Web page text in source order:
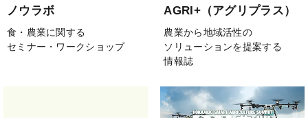
ノウラボ
食・農業に関する
セミナー・ワークショップ
AGRI+（アグリプラス）
農業から地域活性の
ソリューションを提案する
情報誌